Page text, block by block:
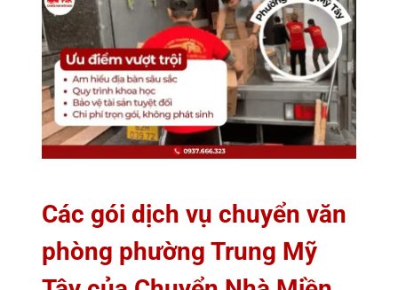
Các gói dịch vụ chuyển văn
phòng phường Trung Mỹ